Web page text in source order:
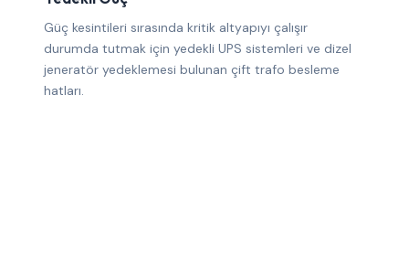
Güç kesintileri sırasında kritik altyapıyı çalışır
durumda tutmak için yedekli UPS sistemleri ve dizel
jeneratör yedeklemesi bulunan çift trafo besleme
hatları.